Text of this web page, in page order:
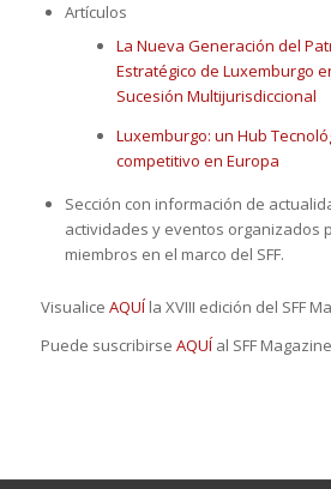
Artículos
La Nueva Generación del
Estratégico de Luxemburgo
Sucesión Multijurisdiccional
Luxemburgo: un Hub
competitivo en Europa
Sección con información de
actividades y eventos organizados
miembros en el marco del SFF.
Visualice AQUÍla XVIII edición del SFF
Puede suscribirse AQUÍal SFF Magazine